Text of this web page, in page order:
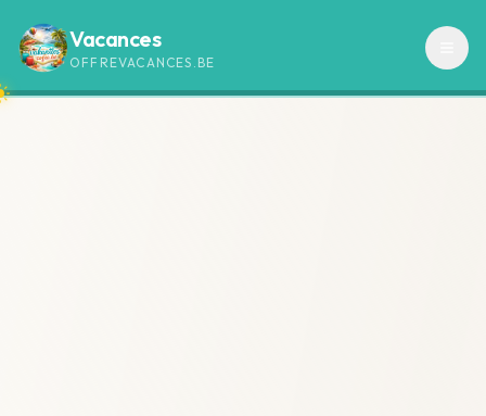
Vacances
OFFREVACANCES.BE